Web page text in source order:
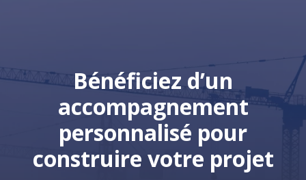
Bénéficiez d’un
accompagnement
personnalisé pour
construire votre projet